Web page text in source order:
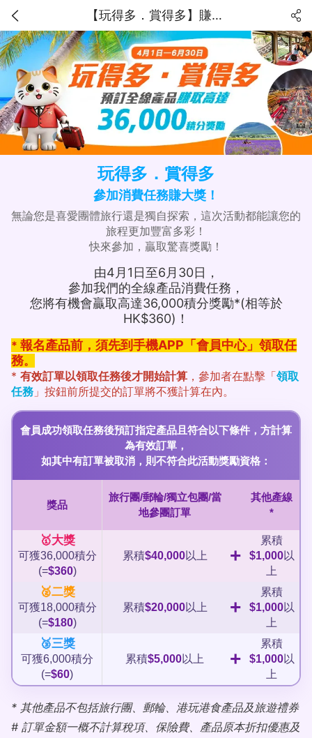
【玩得多．賞得多】賺取高達36,000獎勵積分！
玩得多．賞得多
參加消費任務賺大獎！
無論您是喜愛團體旅行還是獨自探索，這次活動都能讓您的
旅程更加豐富多彩！
快來參加，贏取驚喜獎勵！
由4月1日至6月30日，
參加我們的全線產品消費任務，
您將有機會贏取高達36,000積分獎勵*(相等於
HK$360)！
* 報名產品前，須先到手機APP「會員中心」領取任
務。
* 有效訂單以領取任務後才開始計算 ，參加者在點擊「領取
任務 」按鈕前所提交的訂單將不獲計算在內。
會員成功領取任務後預訂指定產品且符合以下條件，方計算
為有效訂單，
如其中有訂單被取消，則不符合此活動獎勵資格：
獎品
旅行團/郵輪/獨立包團/當
地參團訂單
其他產線
*
🥇大獎
可獲36,000積分
(=$360)
累積$40,000以上 +
累積
$1,000以
上
🥈二獎
可獲18,000積分
(=$180)
累積$20,000以上 +
累積
$1,000以
上
🥉三獎
可獲6,000積分
(=$60)
累積$5,000以上 +
累積
$1,000以
上
* 其他產品不包括旅行團、郵輪、港玩港食產品及旅遊禮券
# 訂單金額一概不計算稅項、保險費、產品原本折扣優惠及